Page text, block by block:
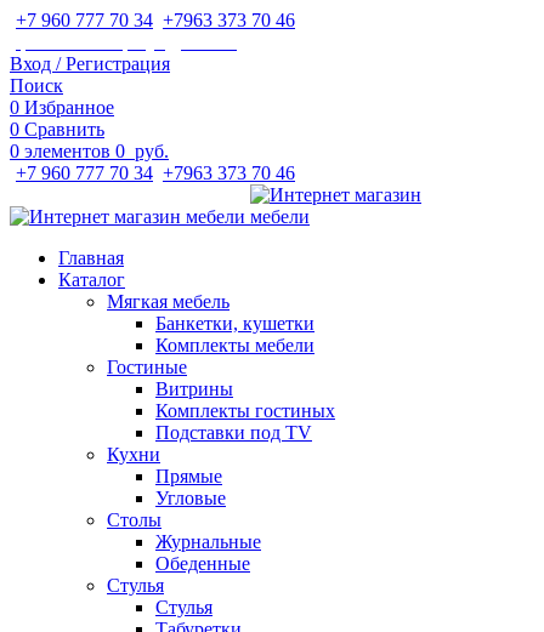
+7 960 777 70 34 +7963 373 70 46
Вход / Регистрация
Поиск
0 Избранное
0 Сравнить
0 элементов 0 руб.
+7 960 777 70 34 +7963 373 70 46
Главная
Каталог
Мягкая мебель
Банкетки, кушетки
Комплекты мебели
Гостиные
Витрины
Комплекты гостиных
Подставки под TV
Кухни
Прямые
Угловые
Столы
Журнальные
Обеденные
Стулья
Стулья